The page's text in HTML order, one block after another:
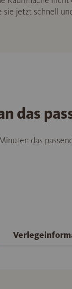
sie jetzt schnell
das
das